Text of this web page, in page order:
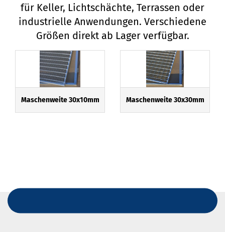
für Keller, Lichtschächte, Terrassen oder
industrielle Anwendungen. Verschiedene
Größen direkt ab Lager verfügbar.
Maschenweite 30x10mm Maschenweite 30x30mm